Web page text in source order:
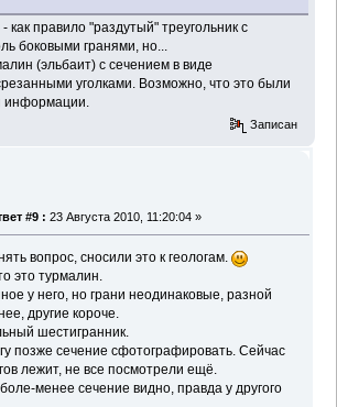
как правило "раздутый" треугольник с
боковыми гранями, но...
(эльбаит) с сечением в виде
уголками. Возможно, что это были
информации.
Записан
#9 : 23 Августа 2010, 11:20:04 »
вопрос, сносили это к геологам.
это турмалин.
у него, но грани неодинаковые, разной
другие короче.
шестигранник.
позже сечение сфотографировать. Сейчас
лежит, не все посмотрели ещё.
менее сечение видно, правда у другого